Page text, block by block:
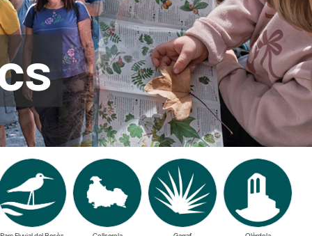
Parc Fluvial del Besòs Olèrdola